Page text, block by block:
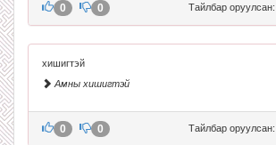
Тайлбар оруулсан:
0 0
хишигтэй
Амны хишигтэй
Тайлбар оруулсан:
0 0